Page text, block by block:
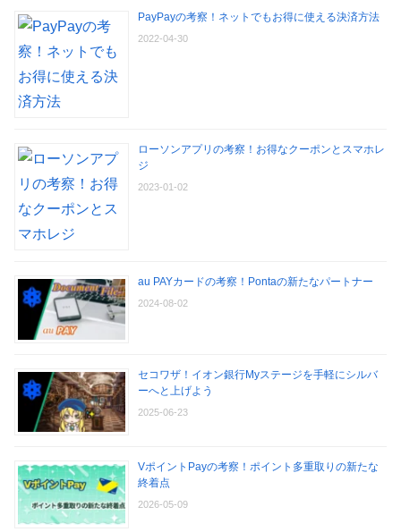
PayPayの考察！ネットでもお得に使える決済方法
2022-04-30
ローソンアプリの考察！お得なクーポンとスマホレ
ジ
2023-01-02
au PAYカードの考察！Pontaの新たなパートナー
2024-08-02
セコワザ！イオン銀行Myステージを手軽にシルバ
ーへと上げよう
2025-06-23
VポイントPayの考察！ポイント多重取りの新たな
終着点
2026-05-09